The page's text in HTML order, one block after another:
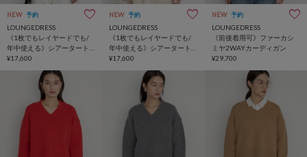
NEW 予約
LOUNGEDRESS
《1枚でもレイヤードでも/
年中使える》シアータート
ル
¥17,600
NEW 予約
LOUNGEDRESS
《1枚でもレイヤードでも/
年中使える》シアータート
ル
¥17,600
NEW 予約
LOUNGEDRESS
《前後着用可》ファーカシ
ミヤ2WAYカーディガン
¥29,700